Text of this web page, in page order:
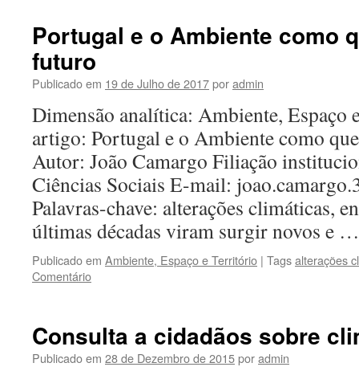
Portugal e o Ambiente como
futuro
Publicado em 19 de Julho de 2017poradmin
Dimensão analítica: Ambiente,
artigo: Portugal e o Ambiente como
Autor: João Camargo Filiação
Ciências Sociais E-mail:
Palavras-chave: alterações climáticas,
últimas décadas viram surgir novos e
Publicado em Ambiente, Espaço e Território | Tagsalterações
Comentário
Consulta a cidadãos sobre
Publicado em 28 de Dezembro de 2015poradmin